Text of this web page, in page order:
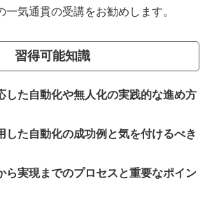
気通貫の受講をお勧めします。
習得可能知識
した自動化や無人化の実践的な進め方
した自動化の成功例と気を付けるべき
ら実現までのプロセスと重要なポイン